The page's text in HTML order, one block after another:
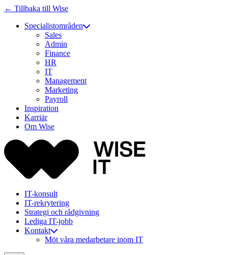
← Tillbaka till Wise
Specialistområden
Sales
Admin
Finance
HR
IT
Management
Marketing
Payroll
Inspiration
Karriär
Om Wise
IT-konsult
IT-rekrytering
Strategi och rådgivning
Lediga IT-jobb
Kontakt
Möt våra medarbetare inom IT